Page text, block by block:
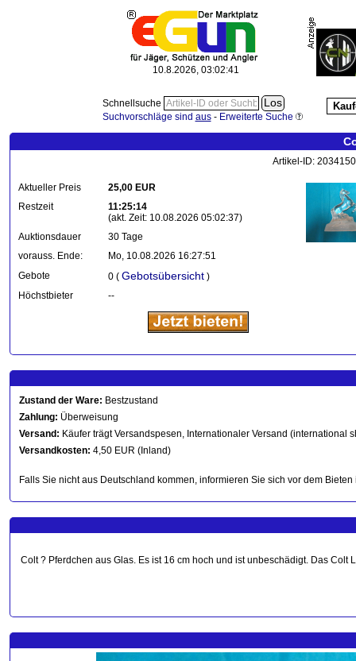
10.8.2026, 03:02:42
Schnellsuche
Suchvorschläge sind aus- Erweiterte Suche
Artikel-ID:
Aktueller Preis
25,00 EUR
Restzeit
11:25:14
(akt. Zeit: 10.08.2026 05:02:37)
Auktionsdauer
30 Tage
vorauss. Ende:
Mo, 10.08.2026 16:27:51
Gebote
0 ( Gebotsübersicht )
Höchstbieter
--
Zustand der Ware: Bestzustand
Zahlung: Überweisung
Versand: Käufer trägt Versandspesen, Internationaler Versand (international
Versandkosten: 4,50 EUR (Inland)
Falls Sie nicht aus Deutschland kommen, informieren Sie sich vor dem
Colt ? Pferdchen aus Glas. Es ist 16 cm hoch und ist unbeschädigt. Das